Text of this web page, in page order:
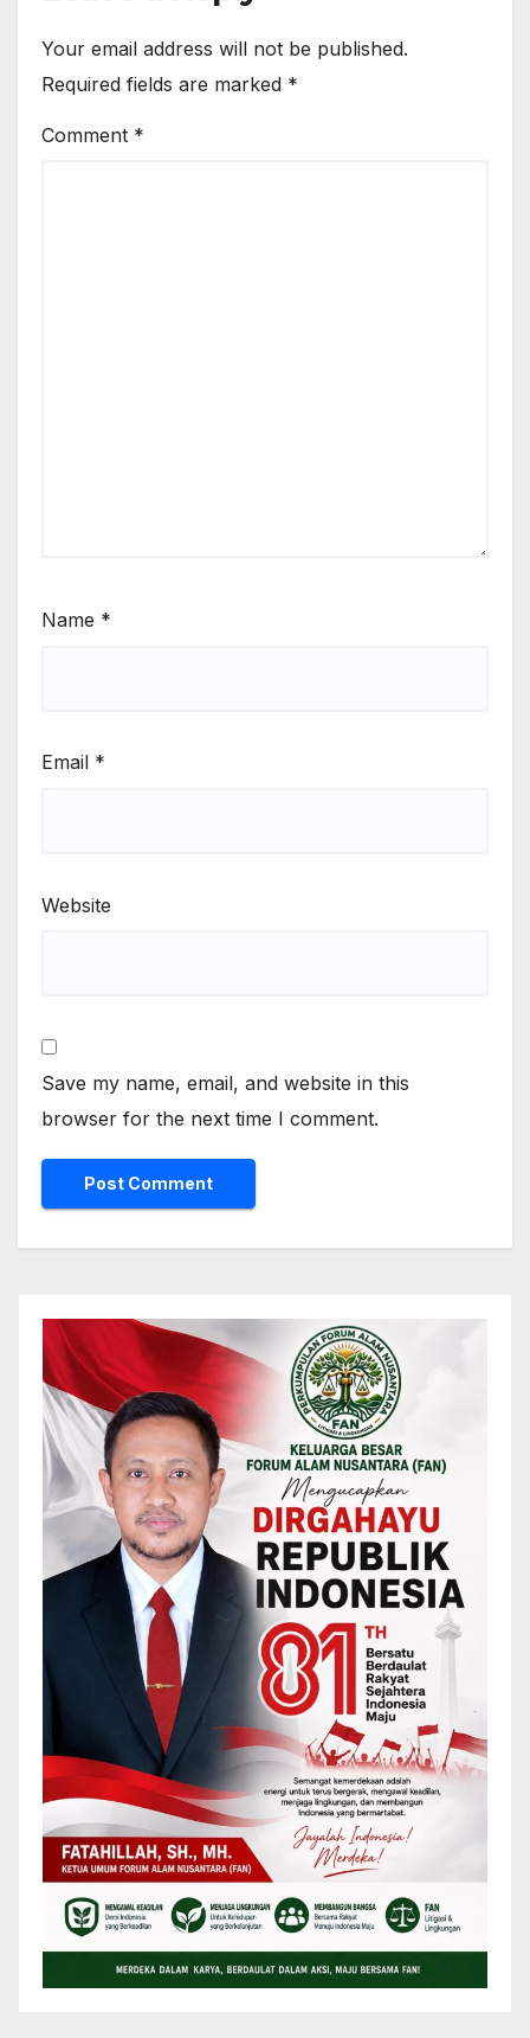
Your email address will not be published.
Required fields are marked *
Comment *
Name *
Email *
Website
Save my name, email, and website in this
browser for the next time I comment.